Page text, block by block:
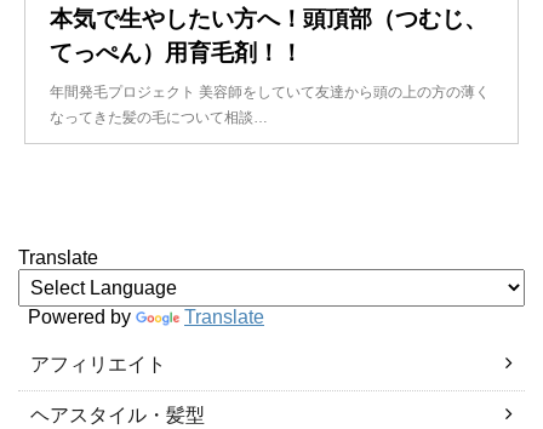
本気で生やしたい方へ！頭頂部（つむじ、
てっぺん）用育毛剤！！
年間発毛プロジェクト 美容師をしていて友達から頭の上の方の薄く
なってきた髪の毛について相談…
Translate
Powered by Translate
アフィリエイト
ヘアスタイル・髪型